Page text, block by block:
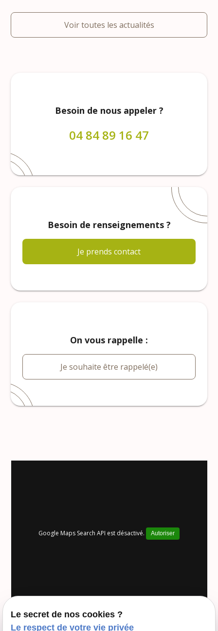
Voir toutes les actualités
Besoin de nous appeler ?
04 84 89 16 47
Besoin de renseignements ?
Je prends contact
On vous rappelle :
Je souhaite être rappelé(e)
Google Maps Search API est désactivé. Autoriser
Le secret de nos cookies ?
Le respect de votre vie privée